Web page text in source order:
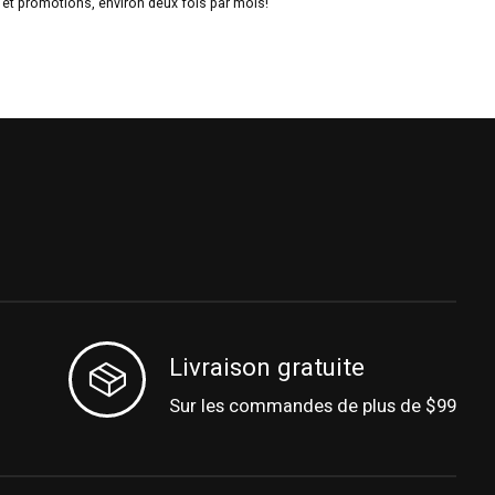
Livraison gratuite
Sur les commandes de plus de $99